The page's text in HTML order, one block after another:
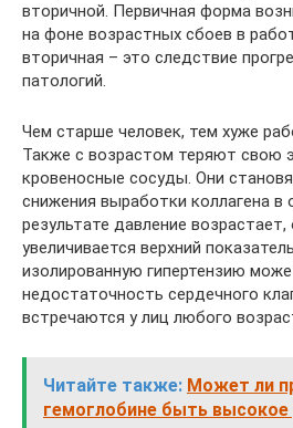
вторичной. Первичная форма
на фоне возрастных сбоев в
вторичная – это следствие
патологий.
Чем старше человек, тем хуже
Также с возрастом теряют свою
кровеносные сосуды. Они
снижения выработки коллагена в
результате давление
увеличивается верхний
изолированную гипертензию
недостаточность сердечного
встречаются у лиц любого
Читайте также: Может ли
гемоглобине быть высокое